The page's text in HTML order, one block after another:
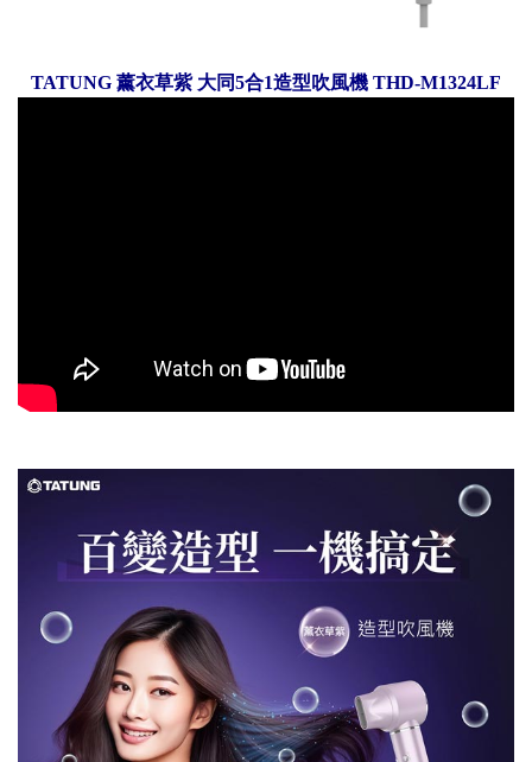
TATUNG 薰衣草紫 大同5合1造型吹風機 THD-M1324LF